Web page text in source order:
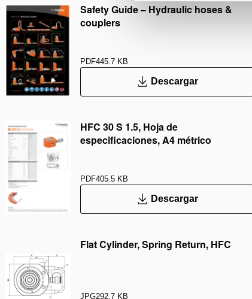
Safety Guide – Hydraulic hoses &
couplers
PDF445.7 KB
Descargar
HFC 30 S 1.5, Hoja de
especificaciones, A4 métrico
PDF405.5 KB
Descargar
Flat Cylinder, Spring Return, HFC
JPG292.7 KB